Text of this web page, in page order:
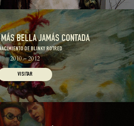
BELLA JAMÁS CONTADA
DE BLINKY ROTRED
2010 – 2012
VISITAR